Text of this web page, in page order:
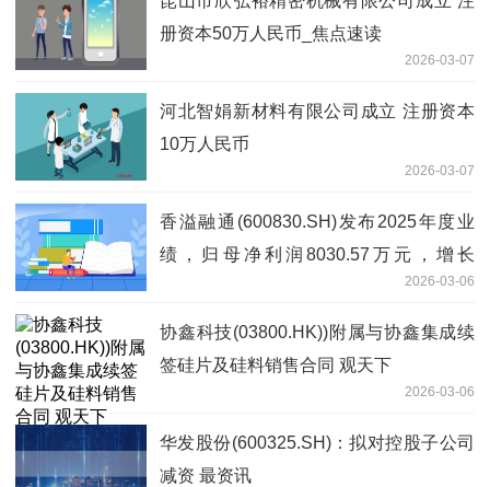
册资本50万人民币_焦点速读
2026-03-07
河北智娟新材料有限公司成立 注册资本
10万人民币
2026-03-07
香溢融通(600830.SH)发布2025年度业
绩，归母净利润8030.57万元，增长
2026-03-06
协鑫科技(03800.HK))附属与协鑫集成续
签硅片及硅料销售合同 观天下
2026-03-06
华发股份(600325.SH)：拟对控股子公司
减资 最资讯